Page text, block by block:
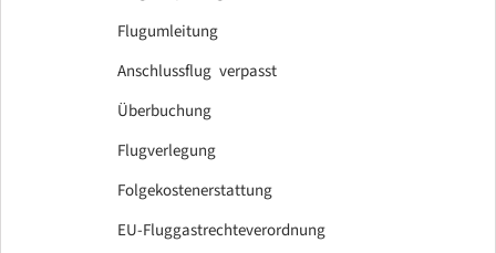
Flugumleitung
Anschlussflug verpasst
Überbuchung
Flugverlegung
Folgekostenerstattung
EU-Fluggastrechteverordnung